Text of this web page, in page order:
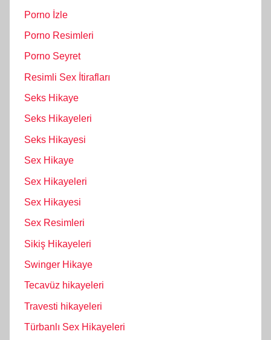
Porno İzle
Porno Resimleri
Porno Seyret
Resimli Sex İtirafları
Seks Hikaye
Seks Hikayeleri
Seks Hikayesi
Sex Hikaye
Sex Hikayeleri
Sex Hikayesi
Sex Resimleri
Sikiş Hikayeleri
Swinger Hikaye
Tecavüz hikayeleri
Travesti hikayeleri
Türbanlı Sex Hikayeleri